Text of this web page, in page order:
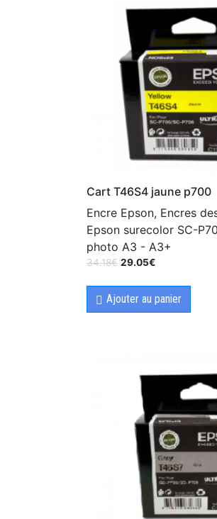
Cart T46S4 jaune p700
Encre Epson, Encres
Epson surecolor SC-
photo A3 - A3+
34.18€ 29.05€
Ajouter au panier